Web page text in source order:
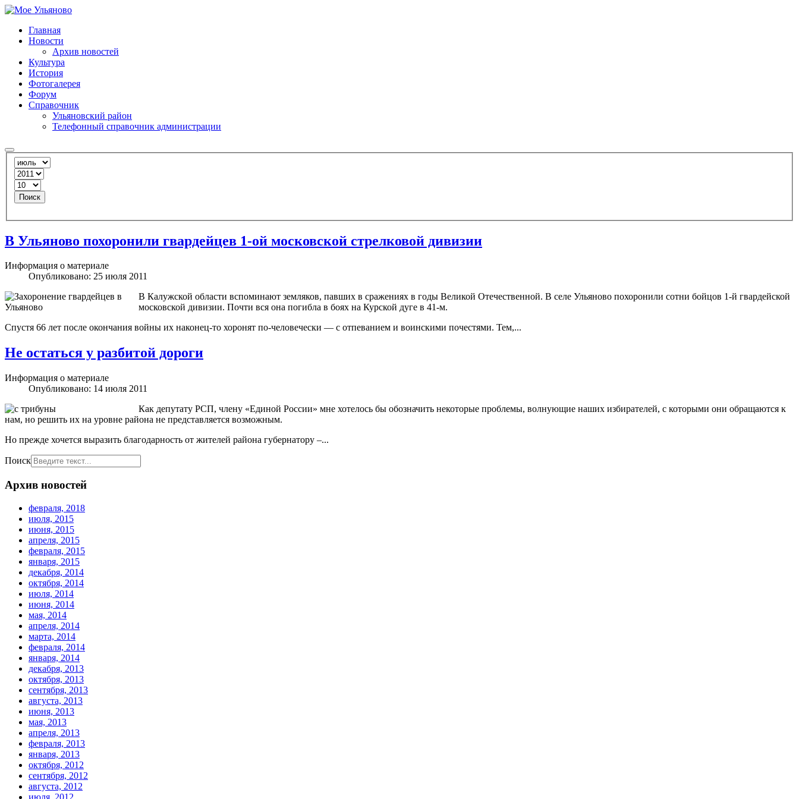
Главная
Новости
Архив новостей
Культура
История
Фотогалерея
Форум
Справочник
Ульяновский район
Телефонный справочник администрации
Поиск
В Ульяново похоронили гвардейцев 1-ой московской стрелковой дивизии
Информация о материале
Опубликовано: 25 июля 2011
В Калужской области вспоминают земляков, павших в сражениях в годы Великой Отечественной. В селе Ульяново похоронили сотни бойцов 1-й гвардейской
московской дивизии. Почти вся она погибла в боях на Курской дуге в 41-м.
Спустя 66 лет после окончания войны их наконец-то хоронят по-человечески — с отпеванием и воинскими почестями. Тем,...
Не остаться у разбитой дороги
Информация о материале
Опубликовано: 14 июля 2011
Как депутату РСП, члену «Единой России» мне хотелось бы обозначить некоторые проблемы, волнующие наших избирателей, с которыми они обращаются к
нам, но решить их на уровне района не представляется возможным.
Но прежде хочется выразить благодарность от жителей района губернатору –...
Поиск
Архив новостей
февраля, 2018
июля, 2015
июня, 2015
апреля, 2015
февраля, 2015
января, 2015
декабря, 2014
октября, 2014
июля, 2014
июня, 2014
мая, 2014
апреля, 2014
марта, 2014
февраля, 2014
января, 2014
декабря, 2013
октября, 2013
сентября, 2013
августа, 2013
июня, 2013
мая, 2013
апреля, 2013
февраля, 2013
января, 2013
октября, 2012
сентября, 2012
августа, 2012
июля, 2012